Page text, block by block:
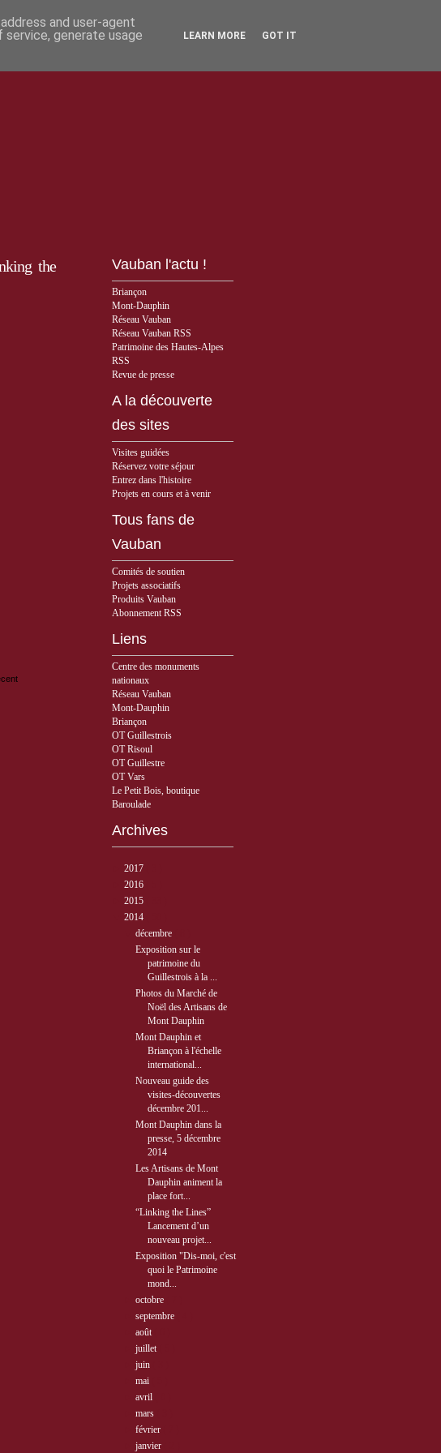
the
Vauban l'actu !
Briançon
Mont-Dauphin
Réseau Vauban
Réseau Vauban RSS
Patrimoine des Hautes-Alpes
RSS
Revue de presse
A la découverte
des sites
Visites guidées
Réservez votre séjour
Entrez dans l'histoire
Projets en cours et à venir
Tous fans de
Vauban
Comités de soutien
Projets associatifs
Produits Vauban
Abonnement RSS
Liens
Centre des monuments
nationaux
Réseau Vauban
Mont-Dauphin
Briançon
OT Guillestrois
OT Risoul
OT Guillestre
OT Vars
Le Petit Bois, boutique
Baroulade
Archives
2017
2016
2015
2014
décembre
Exposition sur le
patrimoine du
Guillestrois à la ...
Photos du Marché de
Noël des Artisans de
Mont Dauphin
Mont Dauphin et
Briançon à l'échelle
international...
Nouveau guide des
visites-découvertes
décembre 201...
Mont Dauphin dans la
presse, 5 décembre
2014
Les Artisans de Mont
Dauphin animent la
place fort...
“Linking the Lines”
Lancement d’un
nouveau projet...
Exposition "Dis-moi, c'est
quoi le Patrimoine
mond...
octobre
septembre
août
juillet
juin
mai
avril
mars
février
janvier
and user-agent
generate usage
LEARN MORE GOT IT